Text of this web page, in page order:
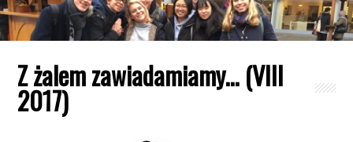
Z żalem zawiadamiamy… (VIII
2017)